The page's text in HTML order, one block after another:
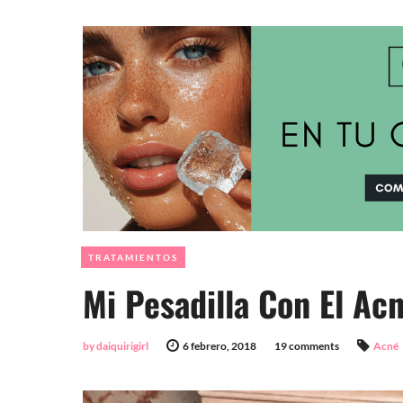
Mi Pesadilla Con El
by daiquirigirl 6 febrero, 2018 19 comments
TRATAMIENTOS
Acné